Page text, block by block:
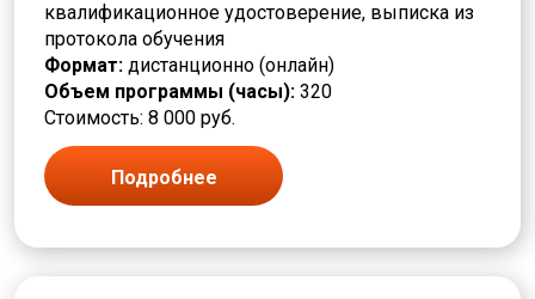
Монтировщик
Моторист
Наборщик
Накатчик
Наладчик
Намотчик
Наука и история
Обжигальщик
квалификационное удостоверение, выписка из
протокола обучения
Формат: дистанционно (онлайн)
Объем программы (часы): 320
Стоимость: 8 000 руб.
Подробнее